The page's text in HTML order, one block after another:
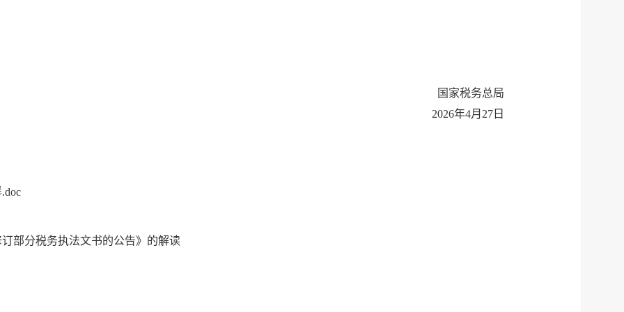
国家税务总局
2026年4月27日
部分税务执法文书的公告》的解读